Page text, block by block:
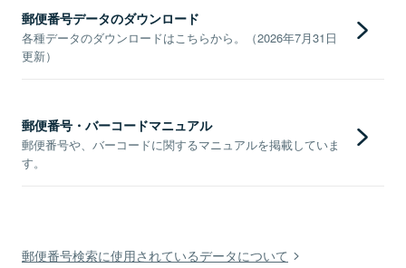
郵便番号データのダウンロード
各種データのダウンロードはこちらから。（2026年7月31日
更新）
郵便番号・バーコードマニュアル
郵便番号や、バーコードに関するマニュアルを掲載していま
す。
郵便番号検索に使用されているデータについて